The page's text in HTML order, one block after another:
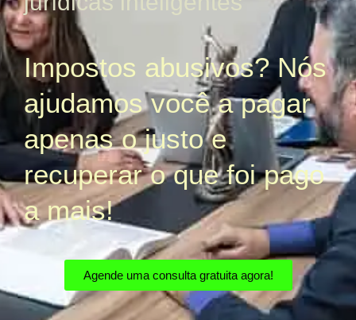
Impostos abusivos? Nós
ajudamos você a pagar
apenas o justo e
recuperar o que foi pago
a mais!
Agende uma consulta gratuita agora!